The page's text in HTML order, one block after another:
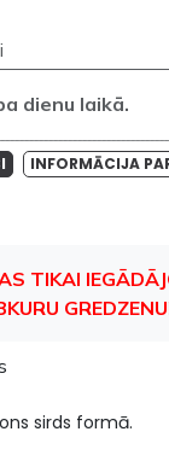
dienu laikā.
INFORMĀCIJA
TIKAI
sirds formā.